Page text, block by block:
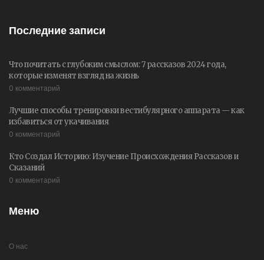
Последние записи
Что почитать с глубоким смыслом: 7 рассказов 2024 года,
которые изменят взгляд на жизнь
0 комментарий
Лучшие способы тренировки вестибулярного аппарата — как
избавиться от укачивания
0 комментарий
Кто Создал Историю: Изучение Происхождения Рассказов и
Сказаний
0 комментарий
Меню
О нас